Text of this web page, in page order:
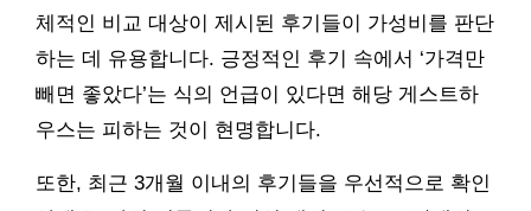
체적인 비교 대상이 제시된 후기들이 가성비를 판단
하는 데 유용합니다. 긍정적인 후기 속에서 ‘가격만
빼면 좋았다’는 식의 언급이 있다면 해당 게스트하
우스는 피하는 것이 현명합니다.
또한, 최근 3개월 이내의 후기들을 우선적으로 확인